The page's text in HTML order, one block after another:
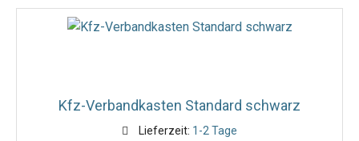
Kfz-Verbandkasten Standard schwarz
Lieferzeit: 1-2 Tage